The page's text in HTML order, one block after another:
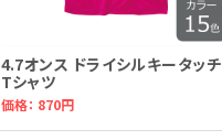
4.7オンス ドライシルキータッチ
Tシャツ
価格： 870円